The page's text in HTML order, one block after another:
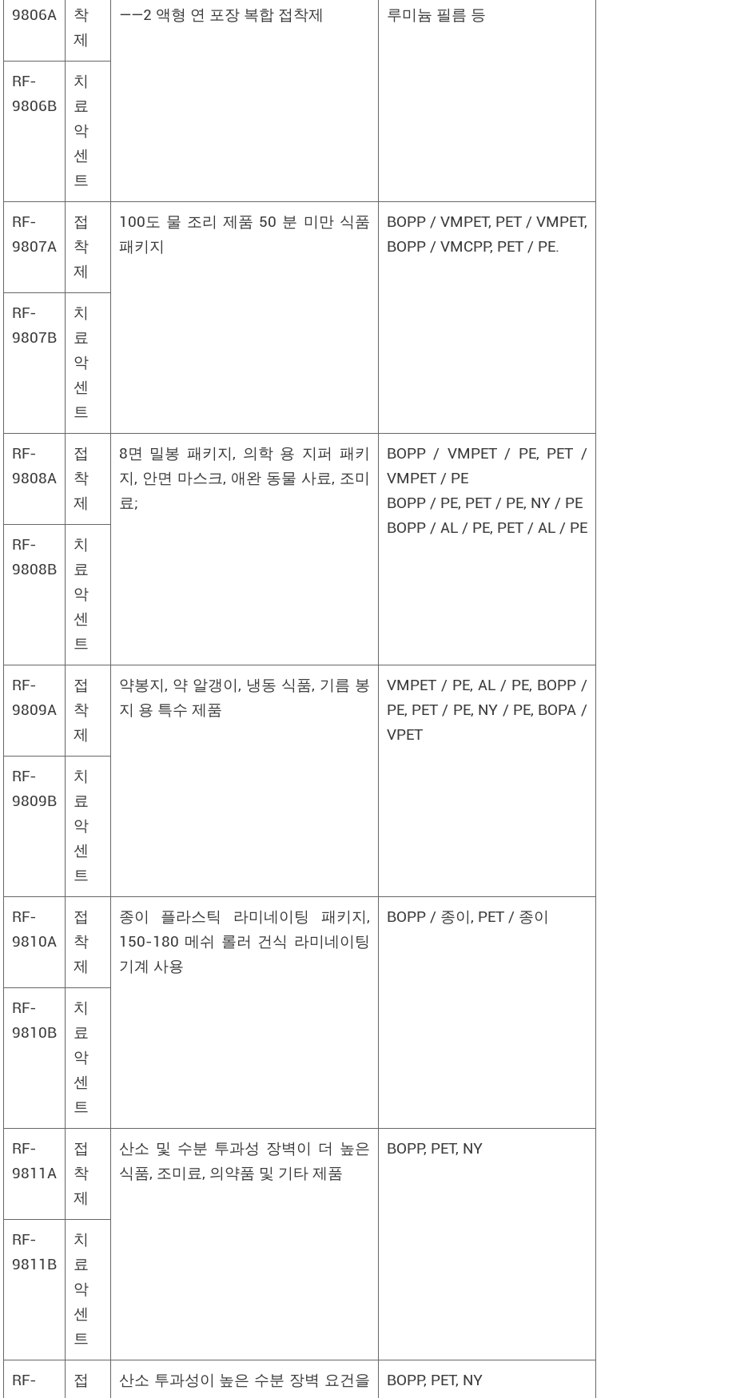
9806A
착
제
——2 액형 연 포장 복합 접착제
루미늄 필름 등
RF-
9806B
치
료
악
센
트
RF-
9807A
접
착
제
100도 물 조리 제품 50 분 미만 식품
패키지
BOPP / VMPET, PET / VMPET,
BOPP / VMCPP, PET / PE.
RF-
9807B
치
료
악
센
트
RF-
9808A
접
착
제
8면 밀봉 패키지, 의학 용 지퍼 패키
지, 안면 마스크, 애완 동물 사료, 조미
료;
BOPP / VMPET / PE, PET /
VMPET / PE
BOPP / PE, PET / PE, NY / PE
BOPP / AL / PE, PET / AL / PE
RF-
9808B
치
료
악
센
트
RF-
9809A
접
착
제
약봉지, 약 알갱이, 냉동 식품, 기름 봉
지 용 특수 제품
VMPET / PE, AL / PE, BOPP /
PE, PET / PE, NY / PE, BOPA /
VPET
RF-
9809B
치
료
악
센
트
RF-
9810A
접
착
제
종이 플라스틱 라미네이팅 패키지,
150-180 메쉬 롤러 건식 라미네이팅
기계 사용
BOPP / 종이, PET / 종이
RF-
9810B
치
료
악
센
트
RF-
9811A
접
착
제
산소 및 수분 투과성 장벽이 더 높은
식품, 조미료, 의약품 및 기타 제품
BOPP, PET, NY
RF-
9811B
치
료
악
센
트
RF-
접
산소 투과성이 높은 수분 장벽 요건을
BOPP, PET, NY